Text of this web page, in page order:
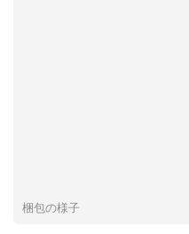
梱包の様子